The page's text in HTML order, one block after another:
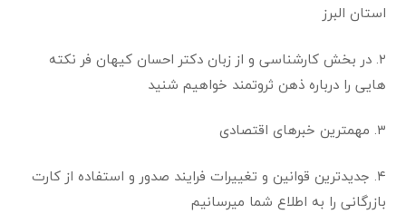
استان البرز
۲. در بخش کارشناسی و از زبان دکتر احسان کیهان فر نکته
هایی را درباره ذهن ثروتمند خواهیم شنید
۳. مهمترین خبرهای اقتصادی
۴. جدیدترین قوانین و تغییرات فرایند صدور و استفاده از کارت
بازرگانی را به اطلاع شما میرسانیم